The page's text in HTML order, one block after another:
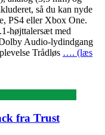
så du kan nyde
PS4 eller Xbox One.
højttalersæt med
Audio-lydindgang
Trådløs …. (læs
fra Trust